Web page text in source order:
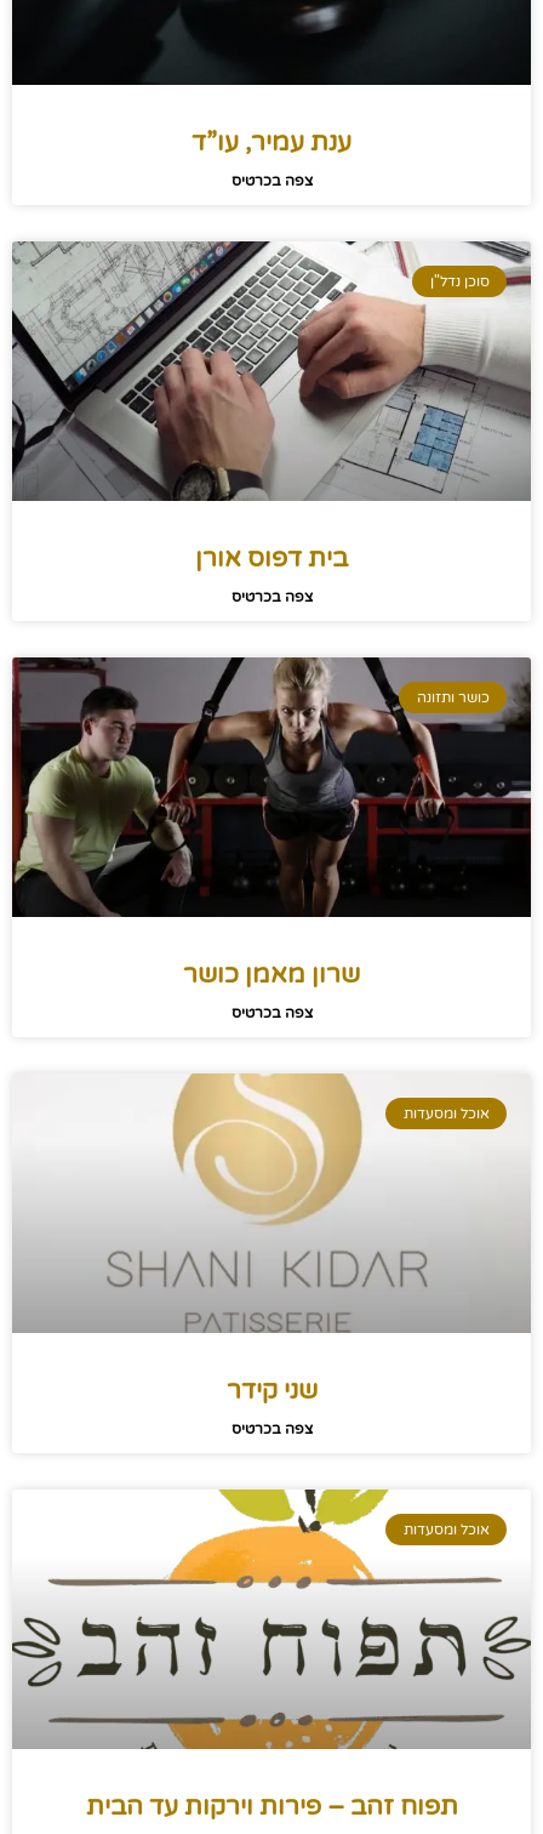
ענת עמיר, עו”ד
צפה בכרטיס
סוכן נדל"ן
בית דפוס אורן
צפה בכרטיס
כושר ותזונה
שרון מאמן כושר
צפה בכרטיס
אוכל ומסעדות
שני קידר
צפה בכרטיס
אוכל ומסעדות
תפוח זהב – פירות וירקות עד הבית